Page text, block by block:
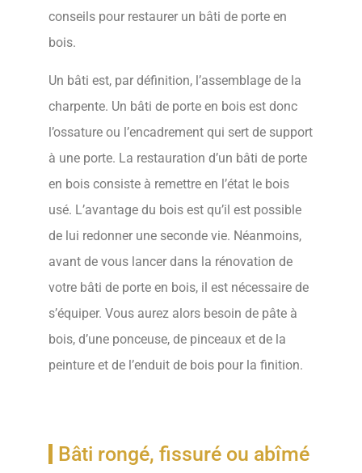
conseils pour restaurer un bâti de porte en
bois.
Un bâti est, par définition, l’assemblage de la
charpente. Un bâti de porte en bois est donc
l’ossature ou l’encadrement qui sert de support
à une porte. La restauration d’un bâti de porte
en bois consiste à remettre en l’état le bois
usé. L’avantage du bois est qu’il est possible
de lui redonner une seconde vie. Néanmoins,
avant de vous lancer dans la rénovation de
votre bâti de porte en bois, il est nécessaire de
s’équiper. Vous aurez alors besoin de pâte à
bois, d’une ponceuse, de pinceaux et de la
peinture et de l’enduit de bois pour la finition.
Bâti rongé, fissuré ou abîmé